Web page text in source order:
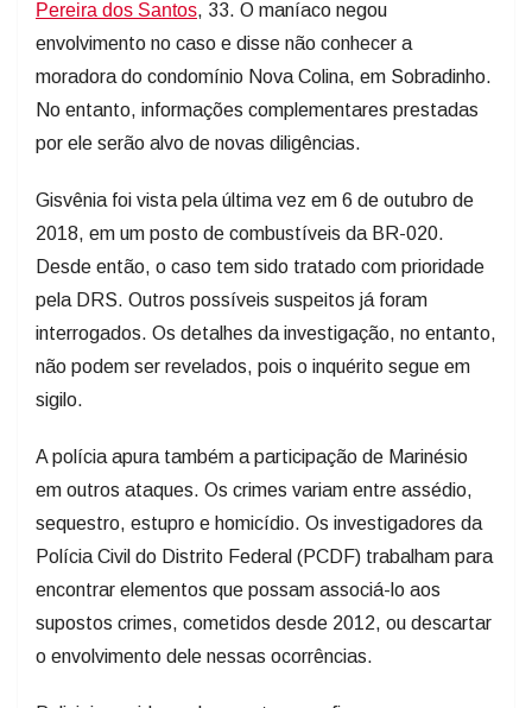
Pereira dos Santos, 33. O maníaco negou
envolvimento no caso e disse não conhecer a
moradora do condomínio Nova Colina, em Sobradinho.
No entanto, informações complementares prestadas
por ele serão alvo de novas diligências.
Gisvênia foi vista pela última vez em 6 de outubro de
2018, em um posto de combustíveis da BR-020.
Desde então, o caso tem sido tratado com prioridade
pela DRS. Outros possíveis suspeitos já foram
interrogados. Os detalhes da investigação, no entanto,
não podem ser revelados, pois o inquérito segue em
sigilo.
A polícia apura também a participação de Marinésio
em outros ataques. Os crimes variam entre assédio,
sequestro, estupro e homicídio. Os investigadores da
Polícia Civil do Distrito Federal (PCDF) trabalham para
encontrar elementos que possam associá-lo aos
supostos crimes, cometidos desde 2012, ou descartar
o envolvimento dele nessas ocorrências.